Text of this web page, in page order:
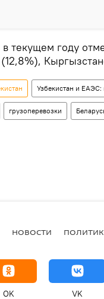
текущем году
Узбекистан и
грузоперевозки
НОВОСТИ
OK VK